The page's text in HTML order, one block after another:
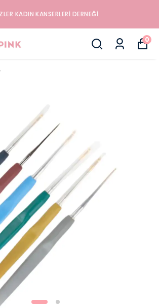
VE MUTLULUK DÜKKANINA HOŞGELDINIZ
0